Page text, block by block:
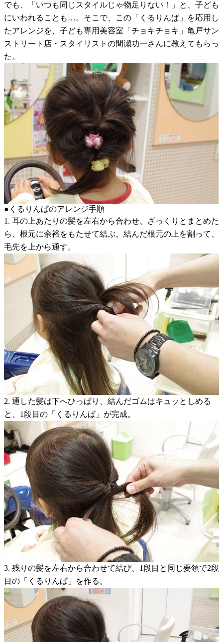
でも、「いつも同じスタイルじゃ物足りない！」と、子ども
にいわれることも…。そこで、この「くるりんぱ」を応用し
たアレンジを、子ども専用美容室「チョキチョキ」亀戸サン
ストリート店・スタイリストの間瀬功一さんに教えてもらっ
た。
●くるりんぱのアレンジ手順
1. 耳の上あたりの髪を左右から合わせ、ざっくりとまとめた
ら、根元に余裕をもたせて結ぶ。結んだ根元の上を割って、
毛先を上から通す。
2. 通した髪は下へひっぱり、結んだゴムはキュッとしめる
と、1段目の「くるりんぱ」が完成。
3. 残りの髪を左右から合わせて結び、1段目と同じ要領で2段
目の「くるりんぱ」を作る。